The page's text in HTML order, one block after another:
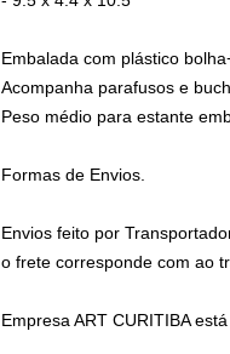
Embalada com plástico
Acompanha parafusos e
Peso médio para estante
Formas de Envios.
Envios feito por
o frete corresponde com ao
Empresa ART CURITIBA